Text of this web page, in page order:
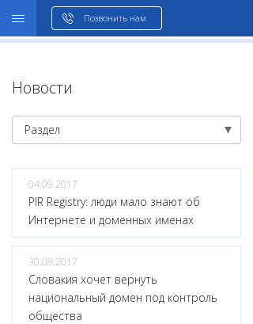
Позвонить нам
Новости
Раздел
04.09.2017
PIR Registry: люди мало знают об
Интернете и доменных именах
30.08.2017
Словакия хочет вернуть
национальный домен под контроль
общества